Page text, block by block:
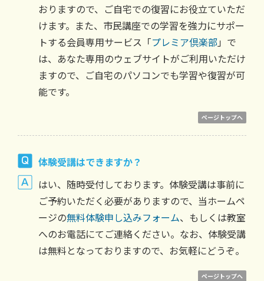
おりますので、ご自宅での復習にお役立ていただ
けます。また、市民講座での学習を強力にサポー
トする会員専用サービス「プレミア倶楽部」で
は、あなた専用のウェブサイトがご利用いただけ
ますので、ご自宅のパソコンでも学習や復習が可
能です。
ページトップへ
体験受講はできますか？
はい、随時受付しております。体験受講は事前に
ご予約いただく必要がありますので、当ホームペ
ージの無料体験申し込みフォーム、もしくは教室
へのお電話にてご連絡ください。なお、体験受講
は無料となっておりますので、お気軽にどうぞ。
ページトップへ